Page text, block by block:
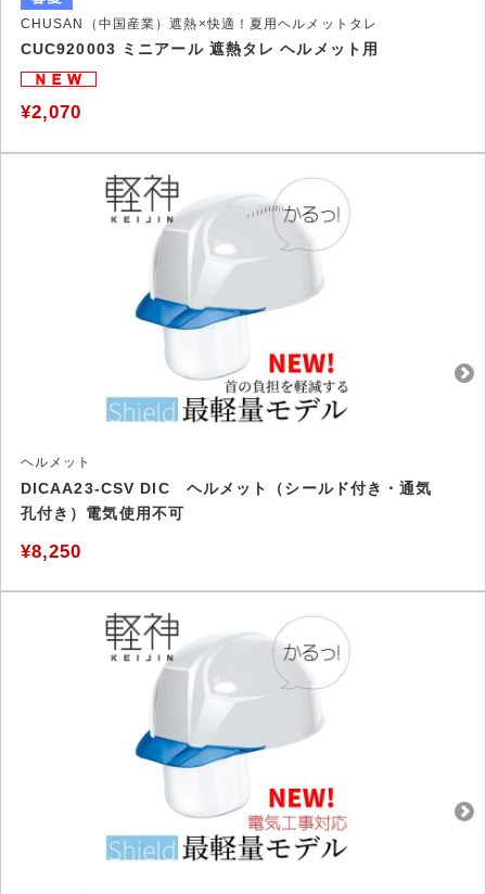
CHUSAN（中国産業）遮熱×快適！夏用ヘルメットタレ
CUC920003 ミニアール 遮熱タレ ヘルメット用
¥2,070
ヘルメット
DICAA23-CSV DIC ヘルメット（シールド付き・通気
孔付き）電気使用不可
¥8,250